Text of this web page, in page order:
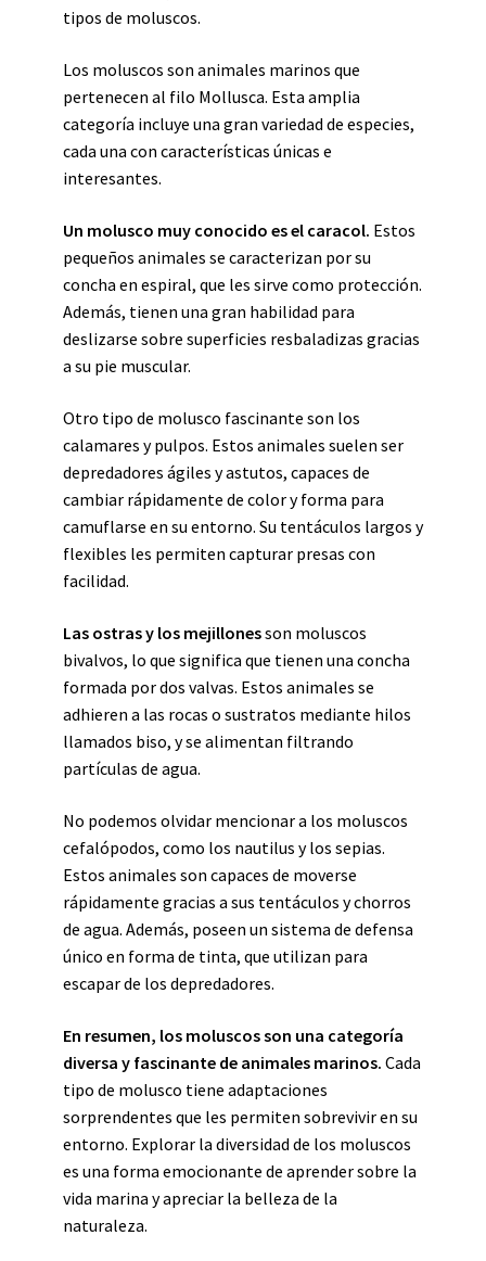
tipos de moluscos.
Los moluscos son animales marinos que
pertenecen al filo Mollusca. Esta amplia
categoría incluye una gran variedad de especies,
cada una con características únicas e
interesantes.
Un molusco muy conocido es el caracol. Estos
pequeños animales se caracterizan por su
concha en espiral, que les sirve como protección.
Además, tienen una gran habilidad para
deslizarse sobre superficies resbaladizas gracias
a su pie muscular.
Otro tipo de molusco fascinante son los
calamares y pulpos. Estos animales suelen ser
depredadores ágiles y astutos, capaces de
cambiar rápidamente de color y forma para
camuflarse en su entorno. Su tentáculos largos y
flexibles les permiten capturar presas con
facilidad.
Las ostras y los mejillonesson moluscos
bivalvos, lo que significa que tienen una concha
formada por dos valvas. Estos animales se
adhieren a las rocas o sustratos mediante hilos
llamados biso, y se alimentan filtrando
partículas de agua.
No podemos olvidar mencionar a los moluscos
cefalópodos, como los nautilus y los sepias.
Estos animales son capaces de moverse
rápidamente gracias a sus tentáculos y chorros
de agua. Además, poseen un sistema de defensa
único en forma de tinta, que utilizan para
escapar de los depredadores.
En resumen, los moluscos son una categoría
diversa y fascinante de animales marinos. Cada
tipo de molusco tiene adaptaciones
sorprendentes que les permiten sobrevivir en su
entorno. Explorar la diversidad de los moluscos
es una forma emocionante de aprender sobre la
vida marina y apreciar la belleza de la
naturaleza.